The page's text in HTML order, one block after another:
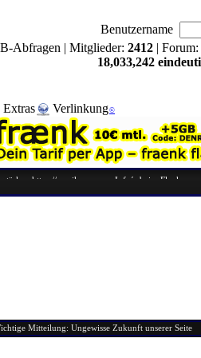
Benutzername
Abfragen | Mitglieder: 2412| Forum:
18,033,242
Extras Verlinkung©
Mitteilung: Ungewisse Zukunft unserer Seite